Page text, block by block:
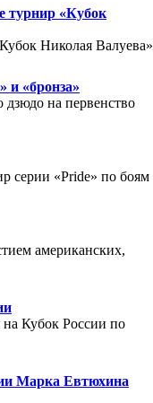
турнир «Кубок
Николая Валуева»
и «бронза»
на первенство
серии «Pride» по боям
американских,
на Кубок России по
Марка Евтюхина